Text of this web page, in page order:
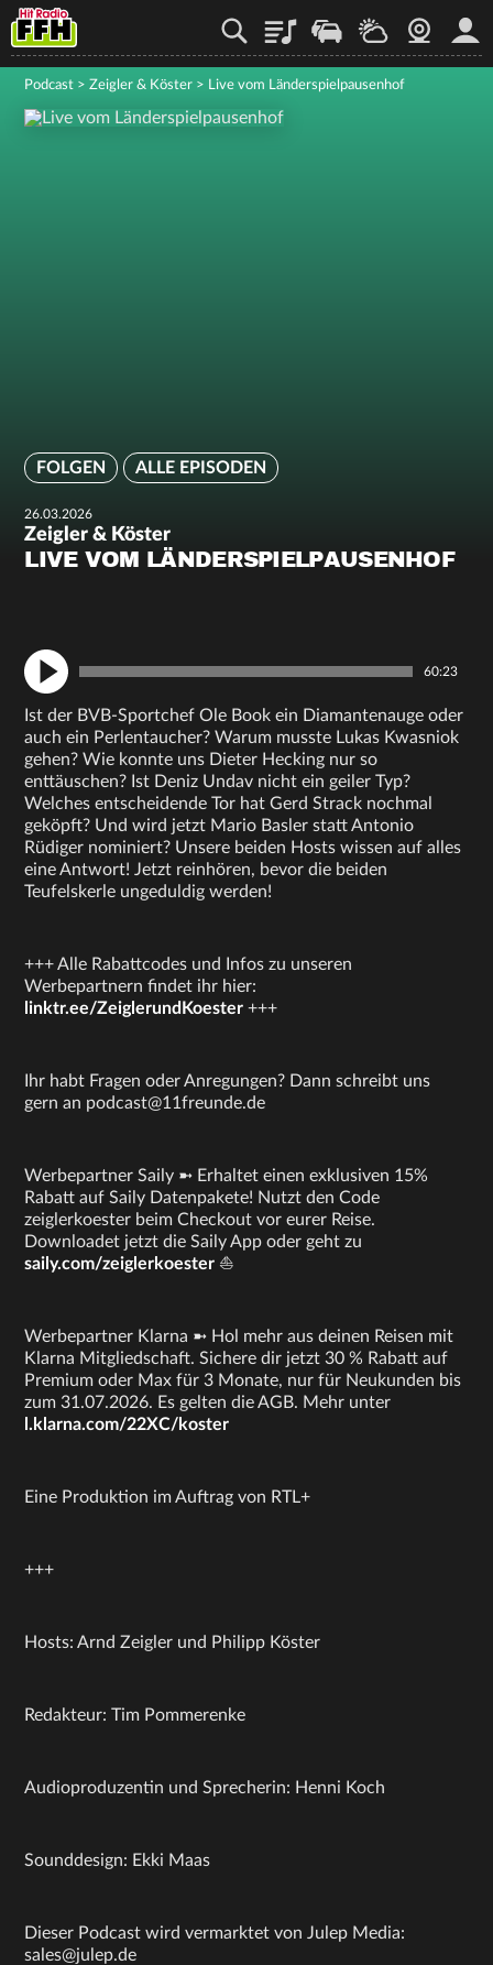
PlaylistStaupilotWetterWebcam
Podcast > Zeigler & Köster > Live vom Länderspielpausenhof
FOLGEN ALLE EPISODEN
26.03.2026
Zeigler & Köster
LIVE VOM LÄNDERSPIELPAUSENHOF
60:23
Ist der BVB-Sportchef Ole Book ein Diamantenauge oder
auch ein Perlentaucher? Warum musste Lukas Kwasniok
gehen? Wie konnte uns Dieter Hecking nur so
enttäuschen? Ist Deniz Undav nicht ein geiler Typ?
Welches entscheidende Tor hat Gerd Strack nochmal
geköpft? Und wird jetzt Mario Basler statt Antonio
Rüdiger nominiert? Unsere beiden Hosts wissen auf alles
eine Antwort! Jetzt reinhören, bevor die beiden
Teufelskerle ungeduldig werden!
+++ Alle Rabattcodes und Infos zu unseren
Werbepartnern findet ihr hier:
linktr.ee/ZeiglerundKoester +++
Ihr habt Fragen oder Anregungen? Dann schreibt uns
gern an podcast@11freunde.de
Werbepartner Saily ➼ Erhaltet einen exklusiven 15%
Rabatt auf Saily Datenpakete! Nutzt den Code
zeiglerkoester beim Checkout vor eurer Reise.
Downloadet jetzt die Saily App oder geht zu
saily.com/zeiglerkoester ⛵
Werbepartner Klarna ➼ Hol mehr aus deinen Reisen mit
Klarna Mitgliedschaft. Sichere dir jetzt 30 % Rabatt auf
Premium oder Max für 3 Monate, nur für Neukunden bis
zum 31.07.2026. Es gelten die AGB. Mehr unter
l.klarna.com/22XC/koster
Eine Produktion im Auftrag von RTL+
+++
Hosts: Arnd Zeigler und Philipp Köster
Redakteur: Tim Pommerenke
Audioproduzentin und Sprecherin: Henni Koch
Sounddesign: Ekki Maas
Dieser Podcast wird vermarktet von Julep Media:
sales@julep.de